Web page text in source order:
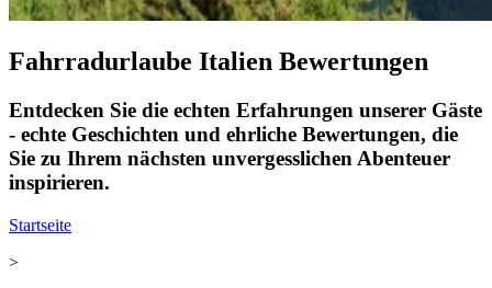
Fahrradurlaube Italien Bewertungen
Entdecken Sie die echten Erfahrungen unserer Gäste
- echte Geschichten und ehrliche Bewertungen, die
Sie zu Ihrem nächsten unvergesslichen Abenteuer
inspirieren.
Startseite
>